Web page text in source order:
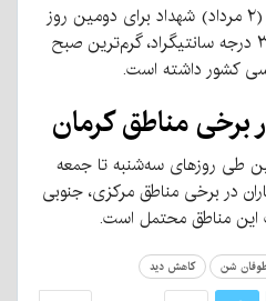
طبق این اطلاعیه، صبح امروز (۲ مرداد) شهداد برای دومین روز
متوالی با ثبت حداقل دمای ۳۷ درجه سانتیگراد، گرم‌ترین صبح
کشور داشته است.
برخی مناطق کرمان
طی روزهای سه‌شنبه تا جمعه
در برخی مناطق مرکزی، جنوبی
این مناطق محتمل است.
شن کاهش دید